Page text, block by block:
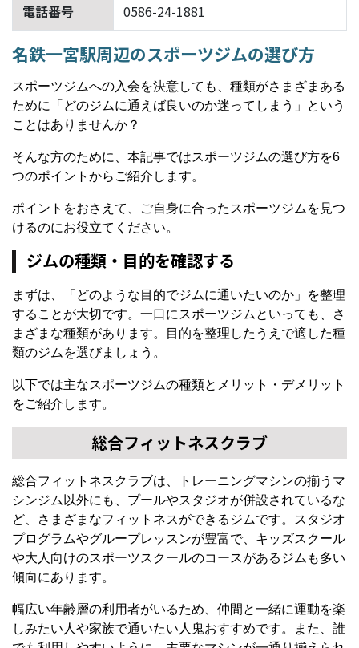
電話番号 0586-24-1881
名鉄一宮駅周辺のスポーツジムの選び方
スポーツジムへの入会を決意しても、種類がさまざまある
ために「どのジムに通えば良いのか迷ってしまう」という
ことはありませんか？
そんな方のために、本記事ではスポーツジムの選び方を6
つのポイントからご紹介します。
ポイントをおさえて、ご自身に合ったスポーツジムを見つ
けるのにお役立てください。
ジムの種類・目的を確認する
まずは、「どのような目的でジムに通いたいのか」を整理
することが大切です。一口にスポーツジムといっても、さ
まざまな種類があります。目的を整理したうえで適した種
類のジムを選びましょう。
以下では主なスポーツジムの種類とメリット・デメリット
をご紹介します。
総合フィットネスクラブ
総合フィットネスクラブは、トレーニングマシンの揃うマ
シンジム以外にも、プールやスタジオが併設されているな
ど、さまざまなフィットネスができるジムです。スタジオ
プログラムやグループレッスンが豊富で、キッズスクール
や大人向けのスポーツスクールのコースがあるジムも多い
傾向にあります。
幅広い年齢層の利用者がいるため、仲間と一緒に運動を楽
しみたい人や家族で通いたい人鬼おすすめです。また、誰